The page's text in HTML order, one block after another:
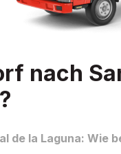
nach
de la Laguna: Wie